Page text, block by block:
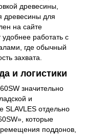
древесины,
древесины для
на сайте
работать с
где обычный
захвата.
и логистики
значительно
и
SLAVLES отдельно
которые
поддонов,